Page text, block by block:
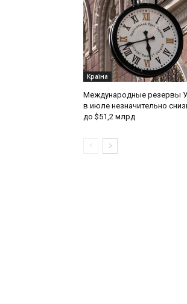
Країна
Международные резервы
в июле незначительно
до $51,2 млрд